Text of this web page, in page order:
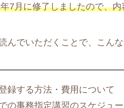
7月に修了しましたので、
んでいただくことで、こんな
録する方法・費用について
の事務指定講習のスケジュ